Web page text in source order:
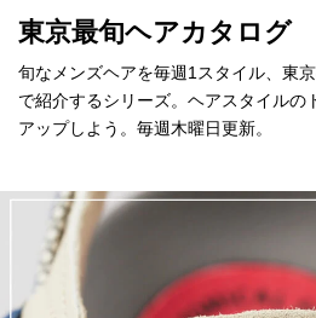
東京最旬ヘアカタログ
旬なメンズヘアを毎週1スタイル、東
で紹介するシリーズ。ヘアスタイルの
アップしよう。毎週木曜日更新。